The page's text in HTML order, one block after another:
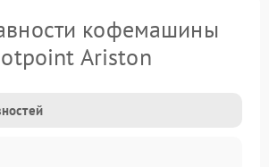
кофемашины
Ariston